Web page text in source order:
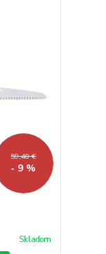
59,40 €
- 9 %
Skladom